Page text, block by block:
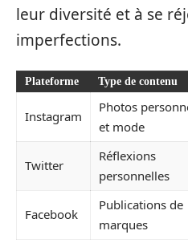
leur diversité et à se
imperfections.
Plateforme Type de contenu
Instagram
Photos
et mode
Twitter
Réflexions
personnelles
Facebook
Publications de
marques